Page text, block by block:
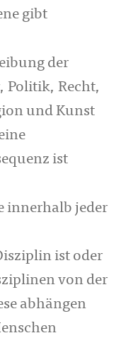
gibt
der
Politik, Recht,
und Kunst
ist
innerhalb jeder
ist oder
von der
abhängen